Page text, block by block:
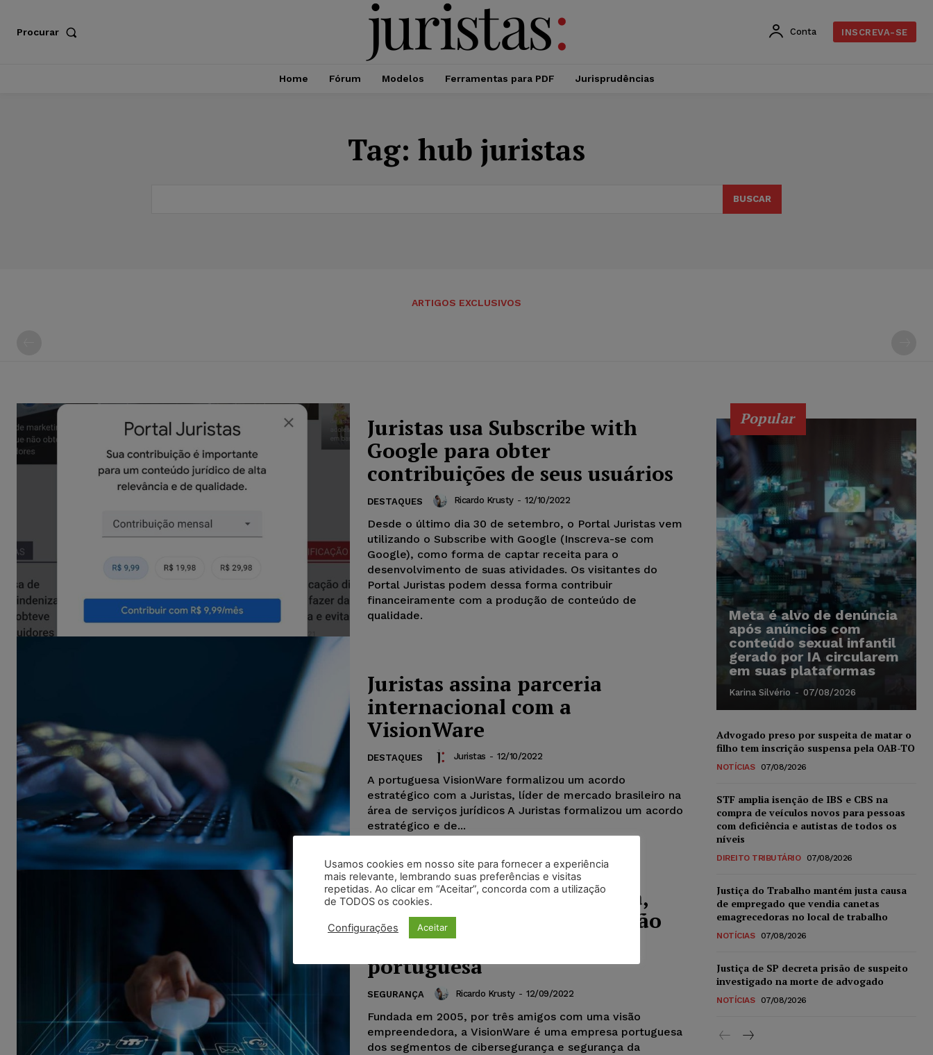
Procurar Conta INSCREVA-SE
Home Fórum Modelos Ferramentas para PDF Jurisprudências
Tag: hub juristas
BUSCAR
ARTIGOS EXCLUSIVOS
Juristas usa Subscribe with
Google para obter
contribuições de seus usuários
DESTAQUES Ricardo Krusty - 12/10/2022
Desde o último dia 30 de setembro, o Portal Juristas vem
utilizando o Subscribe with Google (Inscreva-se com
Google), como forma de captar receita para o
desenvolvimento de suas atividades. Os visitantes do
Portal Juristas podem dessa forma contribuir
financeiramente com a produção de conteúdo de
qualidade.
Juristas assina parceria
internacional com a
VisionWare
DESTAQUES Juristas - 12/10/2022
A portuguesa VisionWare formalizou um acordo
estratégico com a Juristas, líder de mercado brasileiro na
área de serviços jurídicos A Juristas formalizou um acordo
estratégico e de...
Empresa de cibersegurança,
VisionWare expande atuação
em países de língua
portuguesa
SEGURANÇA Ricardo Krusty - 12/09/2022
Fundada em 2005, por três amigos com uma visão
empreendedora, a VisionWare é uma empresa portuguesa
dos segmentos de cibersegurança e segurança da
Popular
Meta é alvo de denúncia
após anúncios com
conteúdo sexual infantil
gerado por IA circularem
em suas plataformas
Karina Silvério - 07/08/2026
Advogado preso por suspeita de matar o
filho tem inscrição suspensa pela OAB-TO
NOTÍCIAS 07/08/2026
STF amplia isenção de IBS e CBS na
compra de veículos novos para pessoas
com deficiência e autistas de todos os
níveis
DIREITO TRIBUTÁRIO 07/08/2026
Justiça do Trabalho mantém justa causa
de empregado que vendia canetas
emagrecedoras no local de trabalho
NOTÍCIAS 07/08/2026
Justiça de SP decreta prisão de suspeito
investigado na morte de advogado
NOTÍCIAS 07/08/2026
Usamos cookies em nosso site para fornecer a experiência
mais relevante, lembrando suas preferências e visitas
repetidas. Ao clicar em “Aceitar”, concorda com a utilização
de TODOS os cookies.
Configurações Aceitar